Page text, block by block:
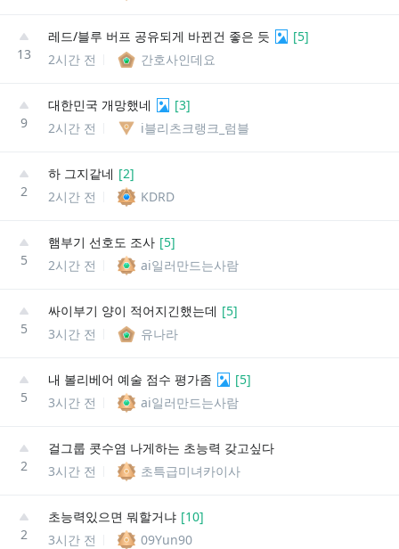
13
레드/블루 버프 공유되게 바뀐건 좋은 듯 [5]
2시간 전
간호사인데요
9
대한민국 개망했네 [3]
2시간 전
i블리츠크랭크_럼블
2
하 그지같네 [2]
2시간 전
KDRD
5
햄부기 선호도 조사 [5]
2시간 전
ai일러만드는사람
5
싸이부기 양이 적어지긴했는데 [5]
3시간 전
유나라
5
내 볼리베어 예술 점수 평가좀 [5]
3시간 전
ai일러만드는사람
2
걸그룹 콧수염 나게하는 초능력 갖고싶다
3시간 전
초특급미녀카이사
2
초능력있으면 뭐할거냐 [10]
3시간 전
09Yun90